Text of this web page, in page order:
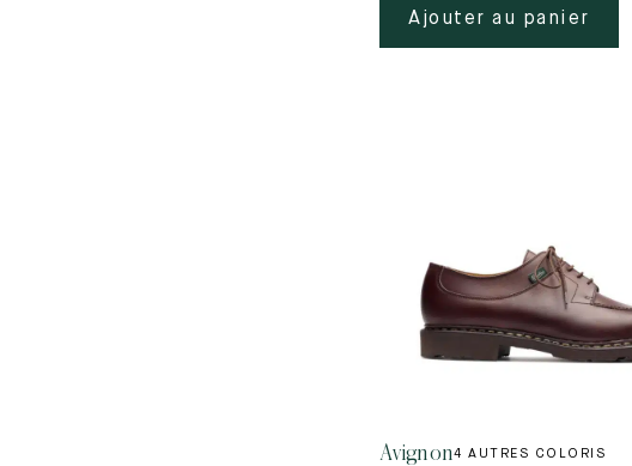
Ajouter au panier
Avignon4 AUTRES COLORIS